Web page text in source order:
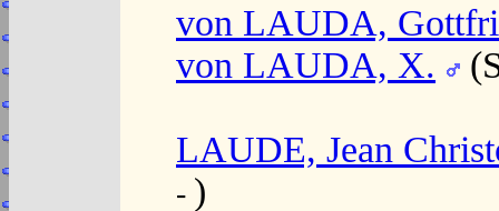
von LAUDA,
von LAUDA, X.
LAUDE, Jean
- )